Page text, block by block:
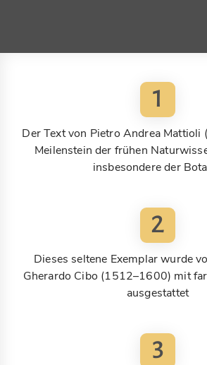
1
Der Text von Pietro Andrea
Meilenstein der frühen
insbesondere der
2
Dieses seltene Exemplar wurde
Gherardo Cibo (1512–1600) mit
ausgestattet
3